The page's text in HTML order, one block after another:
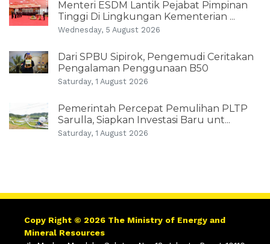
Menteri ESDM Lantik Pejabat Pimpinan
Tinggi Di Lingkungan Kementerian ...
Wednesday, 5 August 2026
Dari SPBU Sipirok, Pengemudi Ceritakan
Pengalaman Penggunaan B50
Saturday, 1 August 2026
Pemerintah Percepat Pemulihan PLTP
Sarulla, Siapkan Investasi Baru unt...
Saturday, 1 August 2026
Copy Right © 2026 The Ministry of Energy and
Mineral Resources